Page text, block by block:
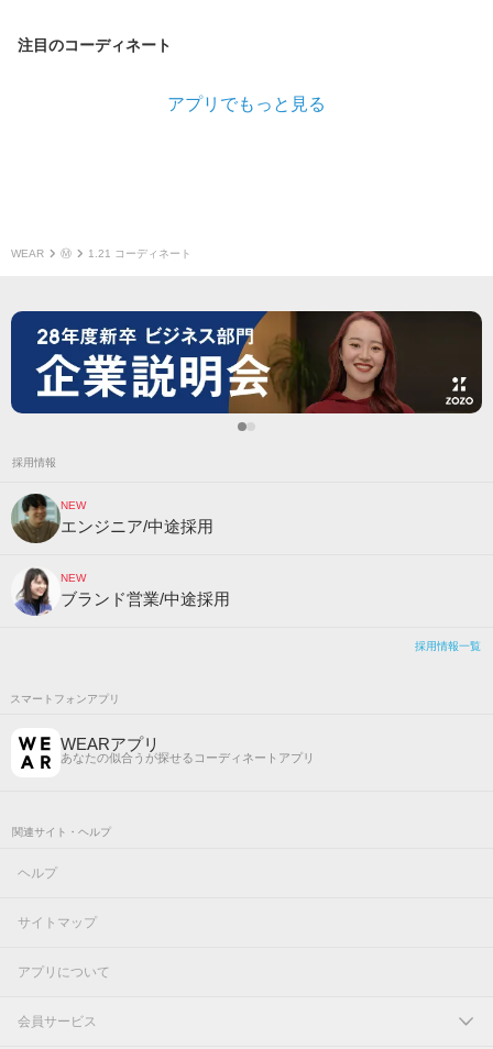
注目のコーディネート
アプリでもっと見る
WEAR Ⓜ︎ 1.21 コーディネート
採用情報
NEW
エンジニア/中途採用
NEW
ブランド営業/中途採用
採用情報一覧
スマートフォンアプリ
WEARアプリ
あなたの似合うが探せるコーディネートアプリ
関連サイト・ヘルプ
ヘルプ
サイトマップ
アプリについて
会員サービス